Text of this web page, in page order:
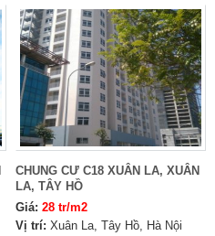
CHUNG CƯ C18 XUÂN LA, XUÂN
LA, TÂY HỒ
Giá: 28 tr/m2
Vị trí: Xuân La, Tây Hồ, Hà Nội